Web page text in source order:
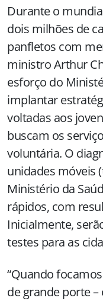
Durante o
dois milhões de
panfletos com
ministro Arthur
esforço do
implantar
voltadas aos
buscam os
voluntária. O
unidades móveis
Ministério da
rápidos, com
Inicialmente,
testes para as
“Quando
de grande porte